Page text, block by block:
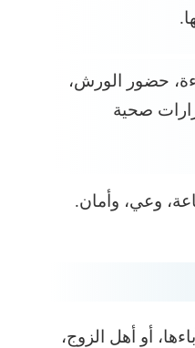
حضور الورش،
صحية
وعي، وأمان.
أو أهل الزوج،